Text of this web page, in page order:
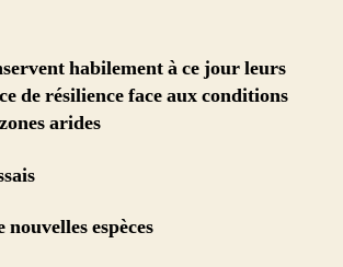
habilement à ce jour leurs
de résilience face aux conditions
arides
espèces